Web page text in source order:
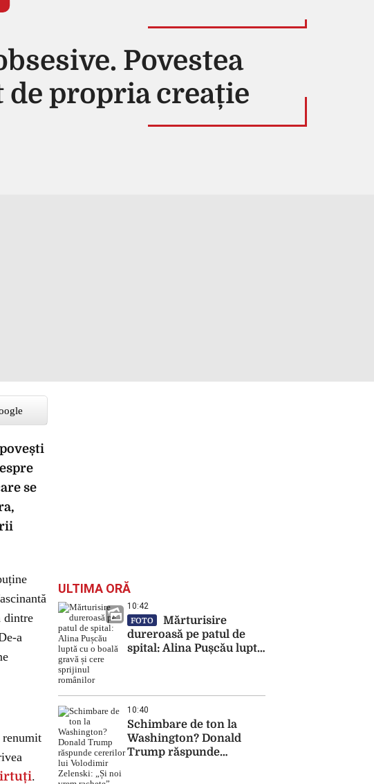
Povestea
propria creație
se
dintre
a
renumit
.
ULTIMA ORĂ
10:42
FOTO
Mărturisire
dureroasă pe patul de
spital: Alina Pușcău luptă
10:40
Schimbare de ton la
Washington? Donald
Trump răspunde